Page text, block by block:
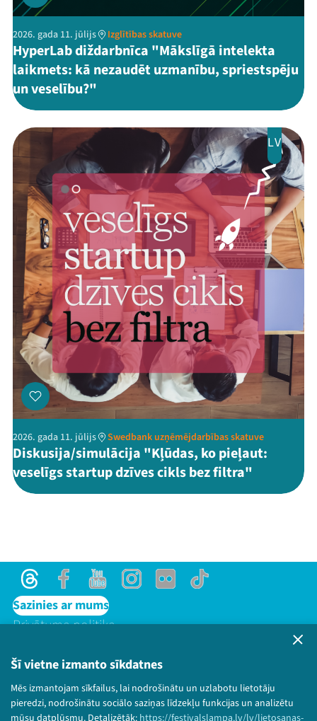
Šī vietne izmanto sīkdatnes
Mēs izmantojam sīkfailus, lai nodrošinātu un uzlabotu lietotāju
pieredzi, nodrošinātu sociālo saziņas līdzekļu funkcijas un analizētu
mūsu datplūsmu. Detalizētāk: https://festivalslampa.lv/lv/lietosanas-
2026. gada 11. jūlijs Izglītības skatuve
HyperLab diždarbnīca "Mākslīgā intelekta
laikmets: kā nezaudēt uzmanību, spriestspēju
un veselību?"
LV
2026. gada 11. jūlijs Swedbank uzņēmējdarbības skatuve
Diskusija/simulācija "Kļūdas, ko pieļaut:
veselīgs startup dzīves cikls bez filtra"
ThreadsFacebookYoutubeInstagram
Flick TikTok
Sazinies ar mums
Privātuma politika
Bērnu aizsardzības politika
© 2026 Sarunu festivāls LAMPA Visas tiesības
paturētas.